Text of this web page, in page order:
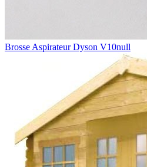
Brosse Aspirateur Dyson V10null